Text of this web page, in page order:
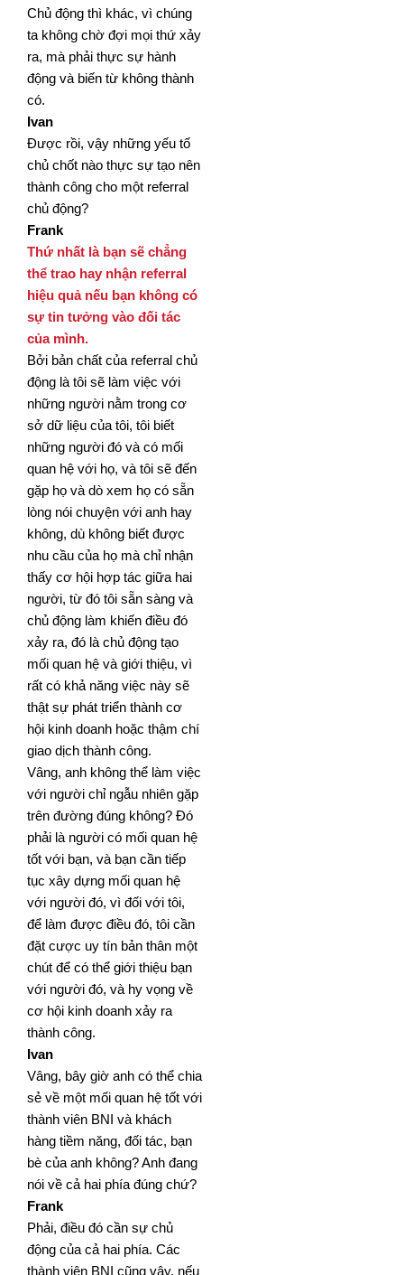
Chủ động thì khác, vì chúng
ta không chờ đợi mọi thứ xảy
ra, mà phải thực sự hành
động và biến từ không thành
có.
Ivan
Được rồi, vậy những yếu tố
chủ chốt nào thực sự tạo nên
thành công cho một referral
chủ động?
Frank
Thứ nhất là bạn sẽ chẳng
thể trao hay nhận referral
hiệu quả nếu bạn không có
sự tin tưởng vào đối tác
của mình.
Bởi bản chất của referral chủ
động là tôi sẽ làm việc với
những người nằm trong cơ
sở dữ liệu của tôi, tôi biết
những người đó và có mối
quan hệ với họ, và tôi sẽ đến
gặp họ và dò xem họ có sẵn
lòng nói chuyện với anh hay
không, dù không biết được
nhu cầu của họ mà chỉ nhận
thấy cơ hội hợp tác giữa hai
người, từ đó tôi sẵn sàng và
chủ động làm khiến điều đó
xảy ra, đó là chủ động tạo
mối quan hệ và giới thiệu, vì
rất có khả năng việc này sẽ
thật sự phát triển thành cơ
hội kinh doanh hoặc thậm chí
giao dịch thành công.
Vâng, anh không thể làm việc
với người chỉ ngẫu nhiên gặp
trên đường đúng không? Đó
phải là người có mối quan hệ
tốt với bạn, và bạn cần tiếp
tục xây dựng mối quan hệ
với người đó, vì đối với tôi,
để làm được điều đó, tôi cần
đặt cược uy tín bản thân một
chút để có thể giới thiệu bạn
với người đó, và hy vọng về
cơ hội kinh doanh xảy ra
thành công.
Ivan
Vâng, bây giờ anh có thể chia
sẻ về một mối quan hệ tốt với
thành viên BNI và khách
hàng tiềm năng, đối tác, bạn
bè của anh không? Anh đang
nói về cả hai phía đúng chứ?
Frank
Phải, điều đó cần sự chủ
động của cả hai phía. Các
thành viên BNI cũng vậy, nếu